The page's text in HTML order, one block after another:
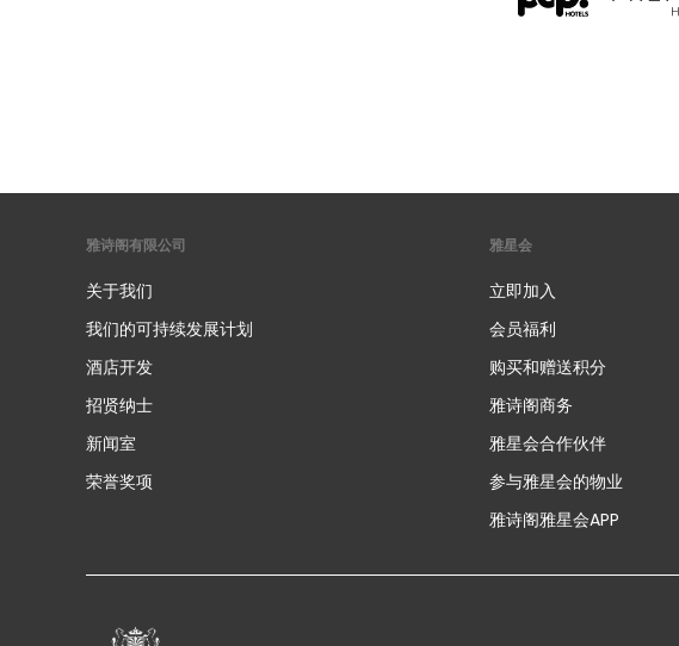
雅诗阁有限公司
关于我们
我们的可持续发展计划
酒店开发
招贤纳士
新闻室
荣誉奖项
雅星会
立即加入
会员福利
购买和赠送积分
雅诗阁商务
雅星会合作伙伴
参与雅星会的物业
雅诗阁雅星会APP